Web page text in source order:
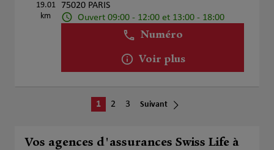
19.01
km
75020 PARIS
Ouvert 09:00 - 12:00 et 13:00 - 18:00
Numéro
Voir plus
1 2 3 Suivant
Vos agences d'assurances Swiss Life à